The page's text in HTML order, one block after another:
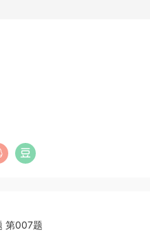
第007题